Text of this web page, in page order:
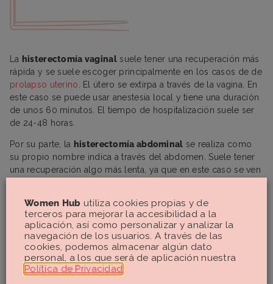
La histerectomía vaginalsuele tener una recuperación más
rápida y se suele escoger principalmente en los casos de de
prolapso uterino
. El útero se extirpa a través de la vagina. En
este caso se puede usar anestesia local y tiene una duración
de unos 60 minutos. El tiempo de hospitalización suele ser
de 24-48 horas.
Por su parte, la histerectomía abdominal se realiza como
su propio nombre indica a través del abdomen. Suele tener
una recuperación algo más lenta, ya que en este caso se ven
A su vez, puede realizarse medianteincisiones quirúrgicas
por laparoscopia, la opción que más se utiliza por sus
ventajas frente a las incisiones tradicionales. Para este tipo de
operación se emplea la anestesia general y el tiempo de
hospitalización puede ser de 24-48 horas en el caso de
hacerla por laparoscopia o de 4-5 días si se realiza con otro
Women Hub utiliza cookies propias y de
terceros para mejorar la accesibilidad a la
aplicación, así como personalizar y analizar la
navegación de los usuarios. A través de las
cookies, podemos almacenar algún dato
personal, a los que será de aplicación nuestra
Política de Privacidad